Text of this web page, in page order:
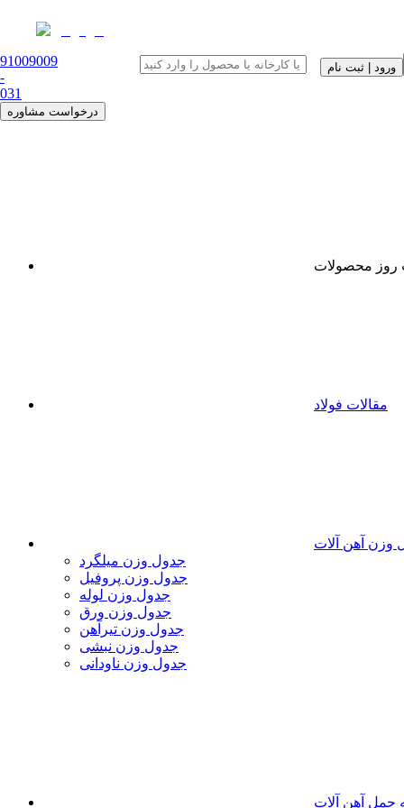
91009009
-
031
درخواست مشاوره
ورود | ثبت نام
روز محصولات
مقالات فولاد
وزن آهن آلات
جدول وزن میلگرد
جدول وزن پروفیل
جدول وزن لوله
جدول وزن ورق
جدول وزن تیرآهن
جدول وزن نبشی
جدول وزن ناودانی
حمل آهن آلات